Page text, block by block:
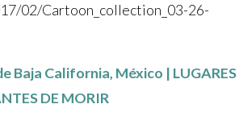
02/Cartoon_collection_03-26-
Baja California, México | LUGARES
DE MORIR